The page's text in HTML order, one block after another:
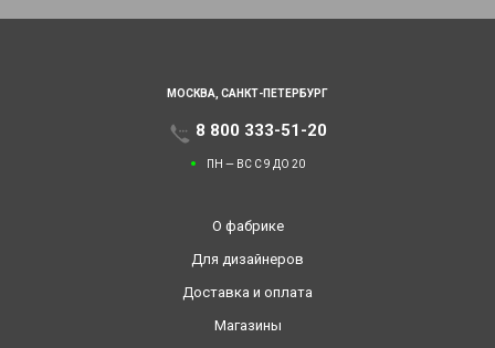
МОСКВА, САНКТ-ПЕТЕРБУРГ
8 800 333-51-20
ПН — ВС С 9 ДО 20
О фабрике
Для дизайнеров
Доставка и оплата
Магазины